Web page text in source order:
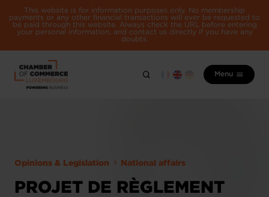
This website is for information purposes only. No membership
payments or any other financial transactions will ever be requested to
be paid through this website. Always check the URL before entering
your personal information, and contact us directly if you have any
doubts.
Menu
Opinions & Legislation National affairs
PROJET DE RÈGLEMENT